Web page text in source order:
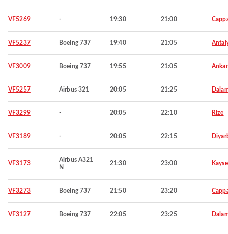
VF5269 - 19:30 21:00
VF5237 Boeing 737 19:40 21:05
VF3009 Boeing 737 19:55 21:05
VF5257 Airbus 321 20:05 21:25
VF3299 - 20:05 22:10 Rize
VF3189 - 20:05 22:15
VF3173
Airbus A321
N
21:30 23:00
VF3273 Boeing 737 21:50 23:20
VF3127 Boeing 737 22:05 23:25